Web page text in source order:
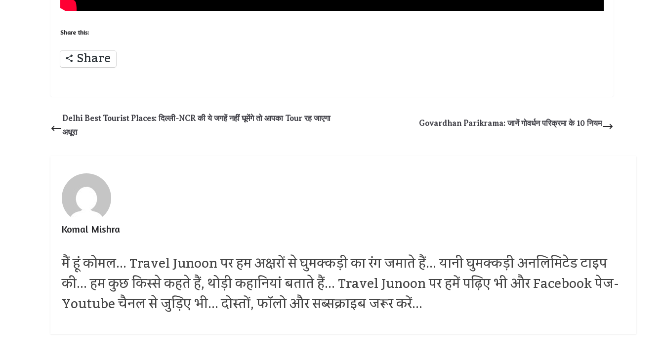
Share this:
Share
Delhi Best Tourist Places: दिल्ली-NCR की ये जगहें नहीं घूमेंगे तो आपका Tour रह जाएगा
अधूरा
Govardhan Parikrama: जानें गोवर्धन परिक्रमा के 10 नियम
Komal Mishra
मैं हूं कोमल... Travel Junoon पर हम अक्षरों से घुमक्कड़ी का रंग जमाते हैं... यानी घुमक्कड़ी अनलिमिटेड टाइप
की... हम कुछ किस्से कहते हैं, थोड़ी कहानियां बताते हैं... Travel Junoon पर हमें पढ़िए भी और Facebook पेज-
Youtube चैनल से जुड़िए भी... दोस्तों, फॉलो और सब्सक्राइब जरूर करें...